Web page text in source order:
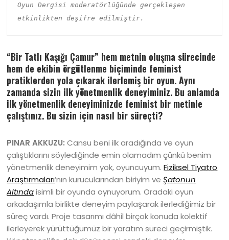
Oyun Dergisi moderatörlüğünde gerçekleşen
etkinlikten deşifre edilmiştir.
“Bir Tatlı Kaşığı Çamur” hem metnin oluşma sürecinde
hem de ekibin örgütlenme biçiminde feminist
pratiklerden yola çıkarak ilerlemiş bir oyun. Aynı
zamanda sizin ilk yönetmenlik deneyiminiz. Bu anlamda
ilk yönetmenlik deneyiminizde feminist bir metinle
çalıştınız. Bu sizin için nasıl bir süreçti?
PINAR AKKUZU: Cansu beni ilk aradığında ve oyun
çalıştıklarını söylediğinde emin olamadım çünkü benim
yönetmenlik deneyimim yok, oyuncuyum.Fiziksel Tiyatro
Araştırmaları’nın kurucularından biriyim veŞatonun
Altındaisimli bir oyunda oynuyorum. Oradaki oyun
arkadaşımla birlikte deneyim paylaşarak ilerlediğimiz bir
süreç vardı. Proje tasarımı dâhil birçok konuda kolektif
ilerleyerek yürüttüğümüz bir yaratım süreci geçirmiştik.